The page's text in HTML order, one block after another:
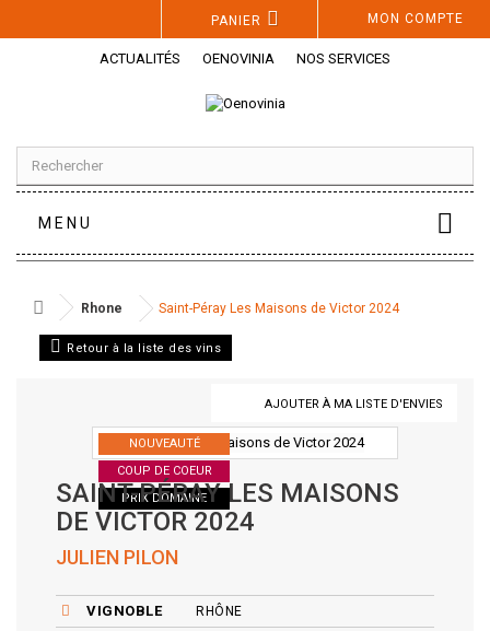
MON COMPTE
PANIER
ACTUALITÉS OENOVINIA NOS SERVICES
MENU
Rhone Saint-Péray Les Maisons de Victor 2024
AJOUTER À MA LISTE D'ENVIES
Retour à la liste des vins
NOUVEAUTÉ
COUP DE COEUR
PRIX DOMAINE
SAINT-PÉRAY LES MAISONS
DE VICTOR 2024
JULIEN PILON
VIGNOBLE RHÔNE